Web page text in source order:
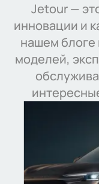
Jetour —
инновации и
нашем блоге
моделей,